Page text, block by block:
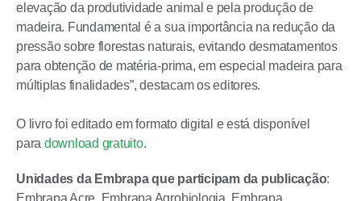
elevação da produtividade animal e pela produção de
madeira. Fundamental é a sua importância na redução da
pressão sobre florestas naturais, evitando desmatamentos
para obtenção de matéria-prima, em especial madeira para
múltiplas finalidades”, destacam os editores.
O livro foi editado em formato digital e está disponível
para download gratuito.
Unidades da Embrapa que participam da publicação:
Embrapa Acre, Embrapa Agrobiologia, Embrapa